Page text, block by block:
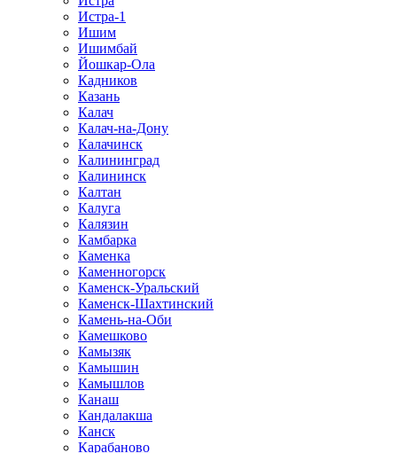
Истра-1
Ишим
Ишимбай
Йошкар-Ола
Кадников
Казань
Калач
Калач-на-Дону
Калачинск
Калининград
Калининск
Калтан
Калуга
Калязин
Камбарка
Каменка
Каменногорск
Каменск-Уральский
Каменск-Шахтинский
Камень-на-Оби
Камешково
Камызяк
Камышин
Камышлов
Канаш
Кандалакша
Канск
Карабаново